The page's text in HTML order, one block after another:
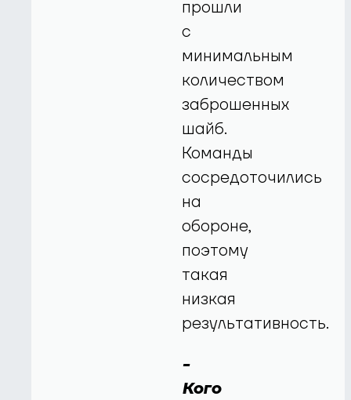
прошли
с
минимальным
количеством
заброшенных
шайб.
Команды
сосредоточились
на
обороне,
поэтому
такая
низкая
результативность.
-
Кого